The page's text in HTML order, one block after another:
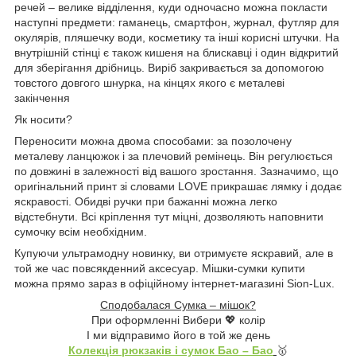
речей – велике відділення, куди одночасно можна покласти
наступні предмети: гаманець, смартфон, журнал, футляр для
окулярів, пляшечку води, косметику та інші корисні штучки. На
внутрішній стінці є також кишеня на блискавці і один відкритий
для зберігання дрібниць. Виріб закривається за допомогою
товстого довгого шнурка, на кінцях якого є металеві
закінчення
Як носити?
Переносити можна двома способами: за позолочену
металеву ланцюжок і за плечовий ремінець. Він регулюється
по довжині в залежності від вашого зростання. Зазначимо, що
оригінальний принт зі словами LOVE прикрашає лямку і додає
яскравості. Обидві ручки при бажанні можна легко
відстебнути. Всі кріплення тут міцні, дозволяють наповнити
сумочку всім необхідним.
Купуючи ультрамодну новинку, ви отримуєте яскравий, але в
той же час повсякденний аксесуар. Мішки-сумки купити
можна прямо зараз в офіційному інтернет-магазині Sion-Lux.
Сподобалася Сумка – мішок?
При оформленні Вибери 💖 колір
І ми відправимо його в той же день
Колекція рюкзаків і сумок Бао – Бао 🥇